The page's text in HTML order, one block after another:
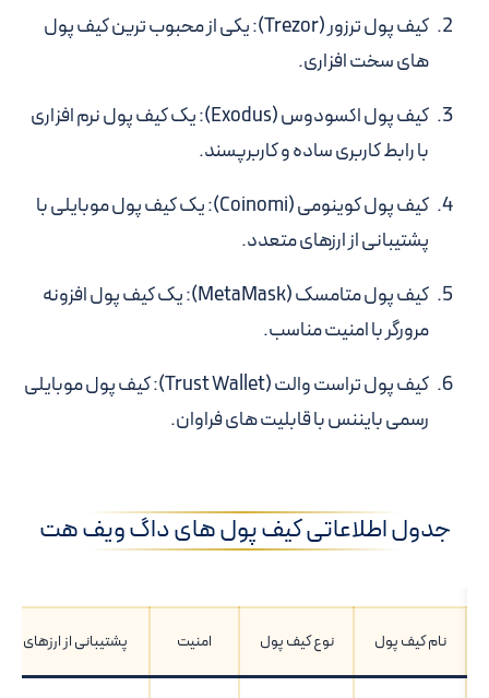
کیف پول ترزور (Trezor):
یکی از محبوب ترین کیف پول
های سخت افزاری.
کیف پول اکسودوس (Exodus):
یک کیف پول نرم افزاری
با رابط کاربری ساده و کاربرپسند.
کیف پول کوینومی (Coinomi):
یک کیف پول موبایلی با
پشتیبانی از ارزهای متعدد.
کیف پول متامسک (MetaMask):
یک کیف پول افزونه
مرورگر با امنیت مناسب.
کیف پول تراست والت (Trust Wallet):
کیف پول موبایلی
رسمی بایننس با قابلیت های فراوان.
جدول اطلاعاتی کیف پول های داگ ویف هت
نام کیف پول نوع کیف پول امنیت پشتیبانی از ارزهای